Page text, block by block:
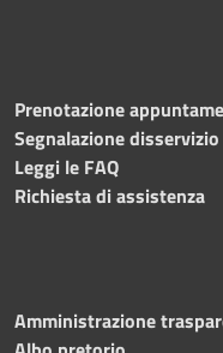
Prenotazione
Segnalazione disservizio
Leggi le FAQ
Richiesta di assistenza
Amministrazione